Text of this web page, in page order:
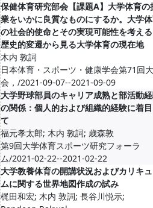
保健体育研究部会【課題A】大学体育の
業をいかに良質なものにするか。大学
の社会的使命とその実現可能性を考え
歴史的変遷から見る大学体育の現在地
木内 敦詞
日本体育・スポーツ・健康学会第71回大
会，/2021-09-07--2021-09-09
大学野球部員のキャリア成熟と部活動
の関係：個人的および組織的経験に着
て
福元孝太郎; 木内 敦詞; 歳森敦
第9回大学体育スポーツ研究フォーラ
ム/2021-02-22--2021-02-22
大学教養体育の開講状況およびカリキ
ムに関する世界地図作成の試み
梶田和宏; 木内 敦詞; 長谷川悦示;